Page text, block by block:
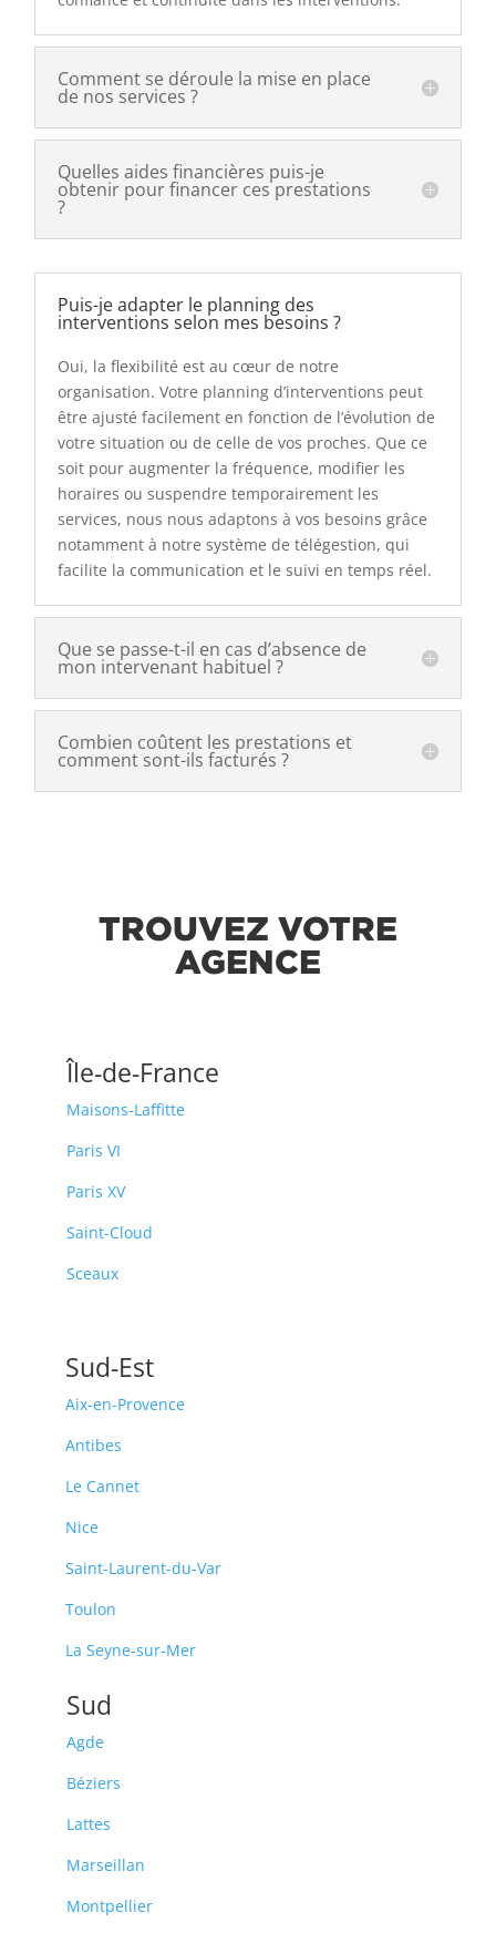
Comment se déroule la mise en place
de nos services ?
Quelles aides financières puis-je
obtenir pour financer ces prestations
?
Puis-je adapter le planning des
interventions selon mes besoins ?
Oui, la flexibilité est au cœur de notre
organisation. Votre planning d’interventions peut
être ajusté facilement en fonction de l’évolution de
votre situation ou de celle de vos proches. Que ce
soit pour augmenter la fréquence, modifier les
horaires ou suspendre temporairement les
services, nous nous adaptons à vos besoins grâce
notamment à notre système de télégestion, qui
facilite la communication et le suivi en temps réel.
Que se passe-t-il en cas d’absence de
mon intervenant habituel ?
Combien coûtent les prestations et
comment sont-ils facturés ?
TROUVEZ VOTRE
AGENCE
Île-de-France
Maisons-Laffitte
Paris VI
Paris XV
Saint-Cloud
Sceaux
Sud-Est
Aix-en-Provence
Antibes
Le Cannet
Nice
Saint-Laurent-du-Var
Toulon
La Seyne-sur-Mer
Sud
Agde
Béziers
Lattes
Marseillan
Montpellier